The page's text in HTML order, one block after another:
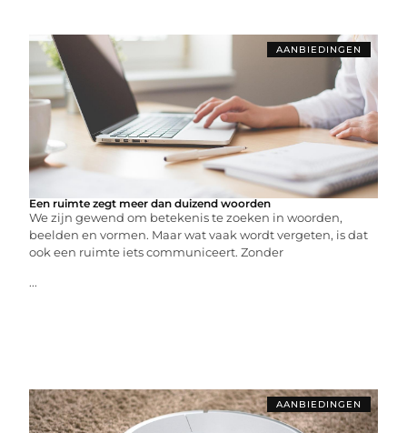
AANBIEDINGEN
Een ruimte zegt meer dan duizend woorden
We zijn gewend om betekenis te zoeken in woorden,
beelden en vormen. Maar wat vaak wordt vergeten, is dat
ook een ruimte iets communiceert. Zonder
...
AANBIEDINGEN